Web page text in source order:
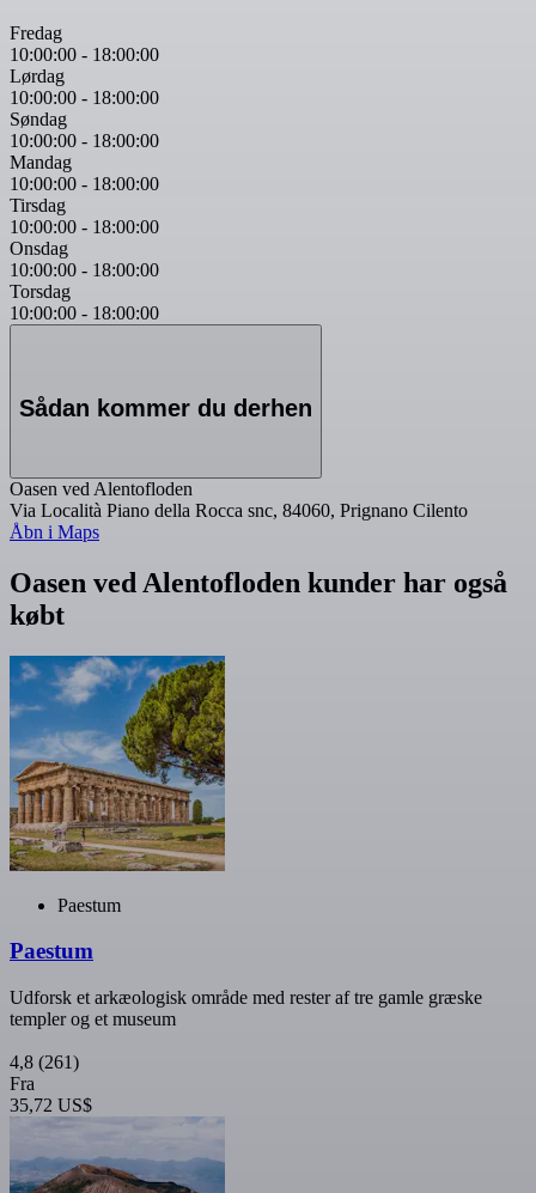
Fredag
10:00:00 - 18:00:00
Lørdag
10:00:00 - 18:00:00
Søndag
10:00:00 - 18:00:00
Mandag
10:00:00 - 18:00:00
Tirsdag
10:00:00 - 18:00:00
Onsdag
10:00:00 - 18:00:00
Torsdag
10:00:00 - 18:00:00
Sådan kommer du derhen
Oasen ved Alentofloden
Via Località Piano della Rocca snc, 84060, Prignano Cilento
Åbn i Maps
Oasen ved Alentofloden kunder har også
købt
Paestum
Paestum
Udforsk et arkæologisk område med rester af tre gamle græske
templer og et museum
4,8 (261)
Fra
35,72 US$